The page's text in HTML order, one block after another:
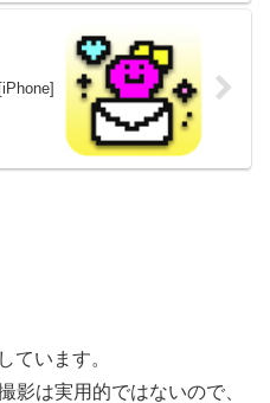
ています。
影は実用的ではないので、